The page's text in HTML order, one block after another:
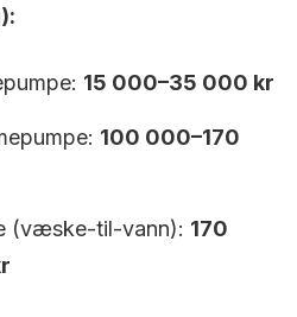
15 000–35 000 kr
100 000–170
(væske-til-vann): 170